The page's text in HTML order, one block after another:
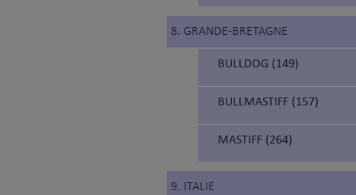
8. GRANDE-BRETAGNE
BULLDOG (149)
BULLMASTIFF (157)
MASTIFF (264)
9. ITALIE